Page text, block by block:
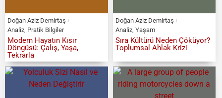
Doğan Aziz Demirtaş
Analiz, Pratik Bilgiler
Modern Hayatın Kısır
Döngüsü: Çalış, Yaşa,
Tekrarla
Doğan Aziz Demirtaş
Analiz, Yaşam
Sıra Kültürü Neden Çöküyor?
Toplumsal Ahlak Krizi